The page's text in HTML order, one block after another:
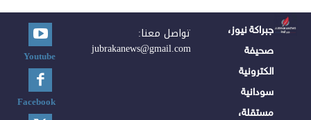
جبراكة نيوز،
صحيفة
الكترونية
سودانية
مستقلة،
تواصل معنا:
jubrakanews@gmail.com
Youtube
Facebook